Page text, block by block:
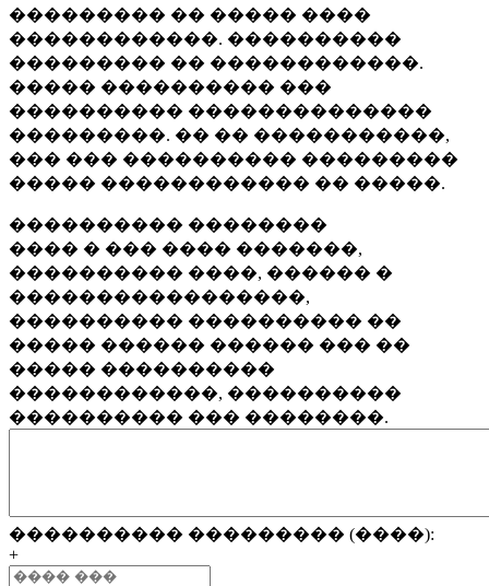
��������� �� ����� ����
������������. ����������
��������� �� ������������.
����� ���������� ���
���������� ��������������
���������. �� �� �����������,
��� ��� ���������� ���������
����� ������������ �� �����.
���������� ��������
���� � ��� ���� �������,
���������� ����, ������ �
�����������������,
���������� ���������� ��
����� ������ ������ ��� ��
����� ����������
������������, ����������
���������� ��� ��������.
���������� ��������� (����):
+